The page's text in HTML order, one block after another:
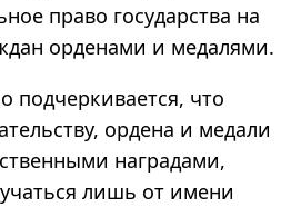
право государства на
орденами и медалями.
подчеркивается, что
ордена и медали
наградами,
лишь от имени